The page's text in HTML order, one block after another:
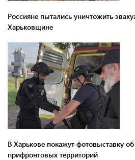
Россияне пытались уничтожить
Харьковщине
В Харькове покажут фотовыставку
прифронтовых территорий